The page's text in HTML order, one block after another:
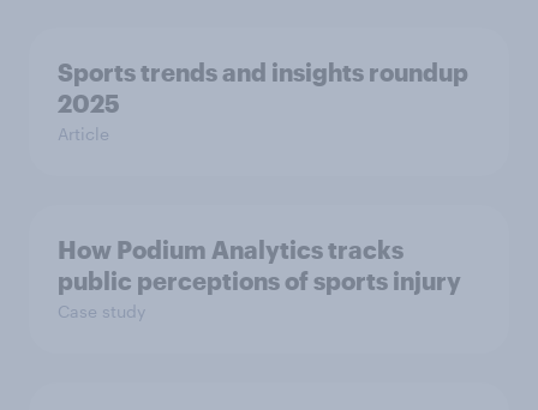
Sports trends and insights roundup
2025
Article
How Podium Analytics tracks
public perceptions of sports injury
Case study